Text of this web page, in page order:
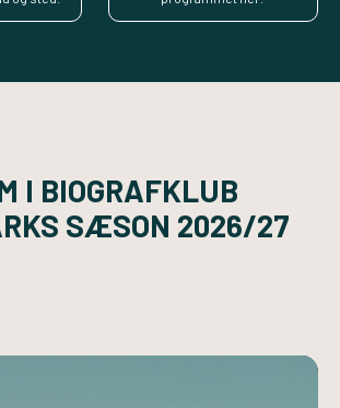
I BIOGRAFKLUB
SÆSON 2026/27